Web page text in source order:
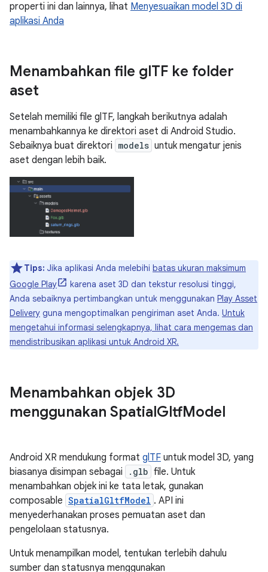
properti ini dan lainnya, lihat Menyesuaikan model 3D di
aplikasi Anda
Menambahkan file glTF ke folder
aset
Setelah memiliki file glTF, langkah berikutnya adalah
menambahkannya ke direktori aset di Android Studio.
Sebaiknya buat direktori models untuk mengatur jenis
aset dengan lebih baik.
Tips: Jika aplikasi Anda melebihi batas ukuran maksimum
Google Play
karena aset 3D dan tekstur resolusi tinggi,
Anda sebaiknya pertimbangkan untuk menggunakan Play Asset
Delivery guna mengoptimalkan pengiriman aset Anda. Untuk
mengetahui informasi selengkapnya, lihat cara mengemas dan
mendistribusikan aplikasi untuk Android XR.
Menambahkan objek 3D
menggunakan SpatialGltfModel
Android XR mendukung format glTF untuk model 3D, yang
biasanya disimpan sebagai
.glb file. Untuk
menambahkan objek ini ke tata letak, gunakan
composable SpatialGltfModel . API ini
menyederhanakan proses pemuatan aset dan
pengelolaan statusnya.
Untuk menampilkan model, tentukan terlebih dahulu
sumber dan statusnya menggunakan